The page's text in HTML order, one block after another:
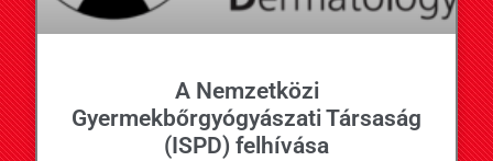
A Nemzetközi
Gyermekbőrgyógyászati ​​Társaság
(ISPD) felhívása